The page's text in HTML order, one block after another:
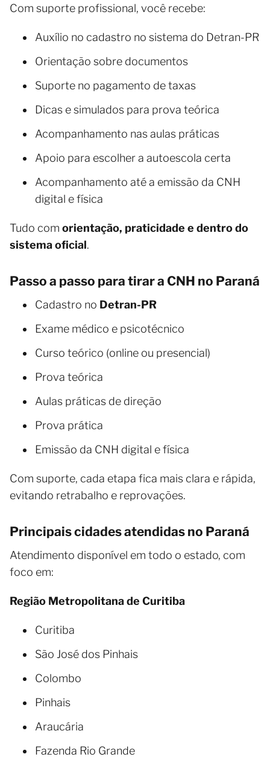
Com suporte profissional, você recebe:
Auxílio no cadastro no sistema do Detran-PR
Orientação sobre documentos
Suporte no pagamento de taxas
Dicas e simulados para prova teórica
Acompanhamento nas aulas práticas
Apoio para escolher a autoescola certa
Acompanhamento até a emissão da CNH
digital e física
Tudo com orientação, praticidade e dentro do
sistema oficial.
Passo a passo para tirar a CNH no Paraná
Cadastro no Detran-PR
Exame médico e psicotécnico
Curso teórico (online ou presencial)
Prova teórica
Aulas práticas de direção
Prova prática
Emissão da CNH digital e física
Com suporte, cada etapa fica mais clara e rápida,
evitando retrabalho e reprovações.
Principais cidades atendidas no Paraná
Atendimento disponível em todo o estado, com
foco em:
Região Metropolitana de Curitiba
Curitiba
São José dos Pinhais
Colombo
Pinhais
Araucária
Fazenda Rio Grande